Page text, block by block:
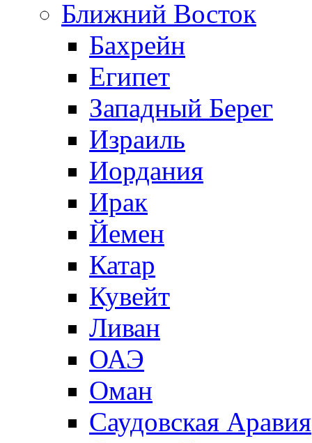
Ближний Восток
Бахрейн
Египет
Западный Берег
Израиль
Иордания
Ирак
Йемен
Катар
Кувейт
Ливан
ОАЭ
Оман
Саудовская Аравия